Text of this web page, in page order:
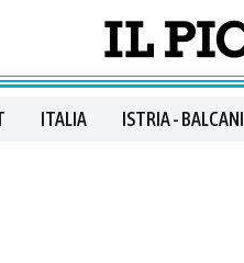
ITALIA ISTRIA - BALCANI